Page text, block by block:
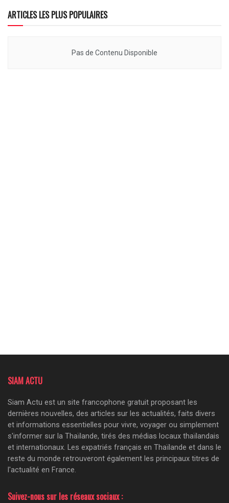
ARTICLES LES PLUS POPULAIRES
Pas de Contenu Disponible
SIAM ACTU
Siam Actu est un site francophone gratuit proposant les
dernières nouvelles, des articles sur les actualités, faits divers
et informations essentielles pour vivre, voyager ou simplement
s'informer sur la Thaïlande, tirés des médias locaux thaïlandais
et internationaux. Les expatriés français en Thaïlande et dans le
reste du monde retrouveront également les principaux titres de
l'actualité en France.
Suivez-nous sur les réseaux sociaux :